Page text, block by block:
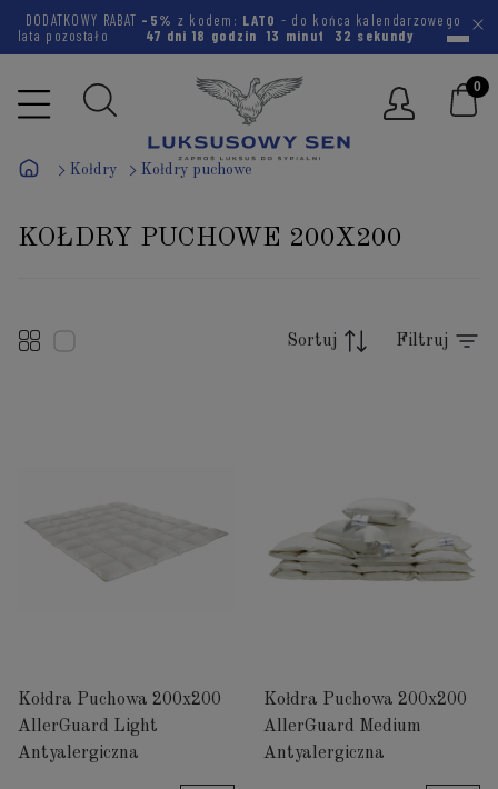
DODATKOWY RABAT -5% z kodem: LATO - do końca kalendarzowego
lata pozostało
47 dni 18 godzin 13 minut 32 sekundy
Kołdry Kołdry puchowe
KOŁDRY PUCHOWE 200X200
Sortuj Filtruj
Kołdra Puchowa 200x200
AllerGuard Light
Antyalergiczna
Kołdra Puchowa 200x200
AllerGuard Medium
Antyalergiczna